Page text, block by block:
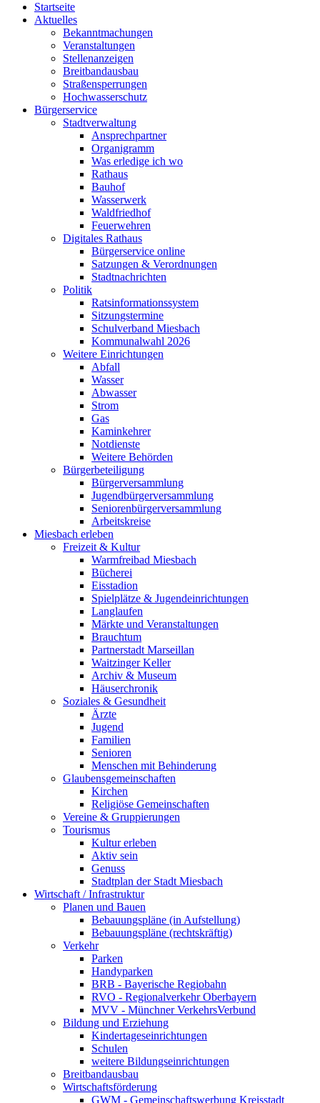
Startseite
Aktuelles
Bekanntmachungen
Veranstaltungen
Stellenanzeigen
Breitbandausbau
Straßensperrungen
Hochwasserschutz
Bürgerservice
Stadtverwaltung
Ansprechpartner
Organigramm
Was erledige ich wo
Rathaus
Bauhof
Wasserwerk
Waldfriedhof
Feuerwehren
Digitales Rathaus
Bürgerservice online
Satzungen & Verordnungen
Stadtnachrichten
Politik
Ratsinformationssystem
Sitzungstermine
Schulverband Miesbach
Kommunalwahl 2026
Weitere Einrichtungen
Abfall
Wasser
Abwasser
Strom
Gas
Kaminkehrer
Notdienste
Weitere Behörden
Bürgerbeteiligung
Bürgerversammlung
Jugendbürgerversammlung
Seniorenbürgerversammlung
Arbeitskreise
Miesbach erleben
Freizeit & Kultur
Warmfreibad Miesbach
Bücherei
Eisstadion
Spielplätze & Jugendeinrichtungen
Langlaufen
Märkte und Veranstaltungen
Brauchtum
Partnerstadt Marseillan
Waitzinger Keller
Archiv & Museum
Häuserchronik
Soziales & Gesundheit
Ärzte
Jugend
Familien
Senioren
Menschen mit Behinderung
Glaubensgemeinschaften
Kirchen
Religiöse Gemeinschaften
Vereine & Gruppierungen
Tourismus
Kultur erleben
Aktiv sein
Genuss
Stadtplan der Stadt Miesbach
Wirtschaft / Infrastruktur
Planen und Bauen
Bebauungspläne (in Aufstellung)
Bebauungspläne (rechtskräftig)
Verkehr
Parken
Handyparken
BRB - Bayerische Regiobahn
RVO - Regionalverkehr Oberbayern
MVV - Münchner VerkehrsVerbund
Bildung und Erziehung
Kindertageseinrichtungen
Schulen
weitere Bildungseinrichtungen
Breitbandausbau
Wirtschaftsförderung
GWM - Gemeinschaftswerbung Kreisstadt